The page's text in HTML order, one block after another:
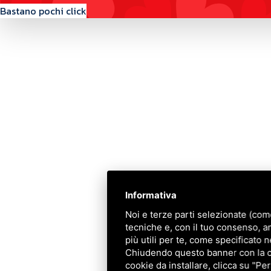
Informativa
Noi e terze parti selezionate
tecniche e, con il tuo consenso,
più utili per te, come specificato
Chiudendo questo banner con la
cookie da installare, clicca su
Bastano pochi click